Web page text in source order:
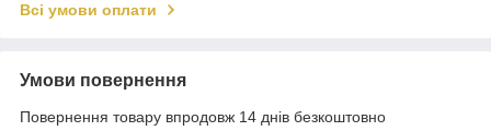
Всі умови оплати
Умови повернення
Повернення товару впродовж 14 днів безкоштовно